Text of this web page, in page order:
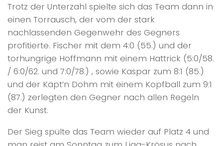
Trotz der Unterzahl spielte sich das Team dann in
einen Torrausch, der vom der stark
nachlassenden Gegenwehr des Gegners
profitierte. Fischer mit dem 4:0 (55.) und der
torhungrige Hoffmann mit einem Hattrick (5:0/58.
/ 6:0/62. und 7:0/78.) , sowie Kaspar zum 8:1 (85.)
und der Käpt’n Dohm mit einem Kopfball zum 9:1
(87.) zerlegten den Gegner nach allen Regeln
der Kunst.
Der Sieg spülte das Team wieder auf Platz 4 und